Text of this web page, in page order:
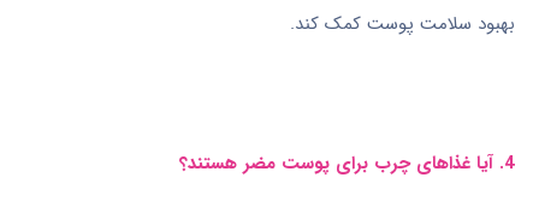
بهبود سلامت پوست کمک کند.
4. آیا غذاهای چرب برای پوست مضر هستند؟